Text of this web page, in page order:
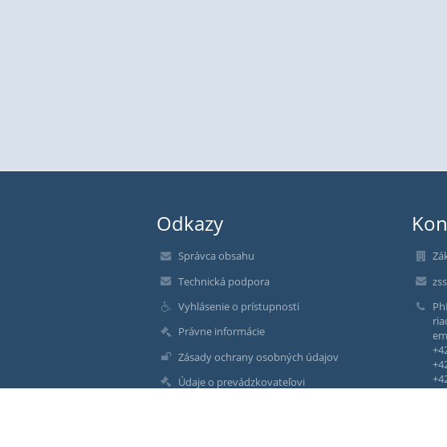
Odkazy
Správca obsahu
Technická podpora
Vyhlásenie o prístupnosti
Právne informácie
Zásady ochrany osobných údajov
Údaje o prevádzkovateľovi